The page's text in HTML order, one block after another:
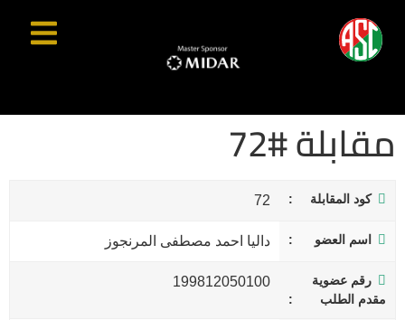
مقابلة #72
كود المقابلة 72
اسم العضو داليا احمد مصطفى المرنجوز
رقم عضوية
مقدم الطلب
199812050100